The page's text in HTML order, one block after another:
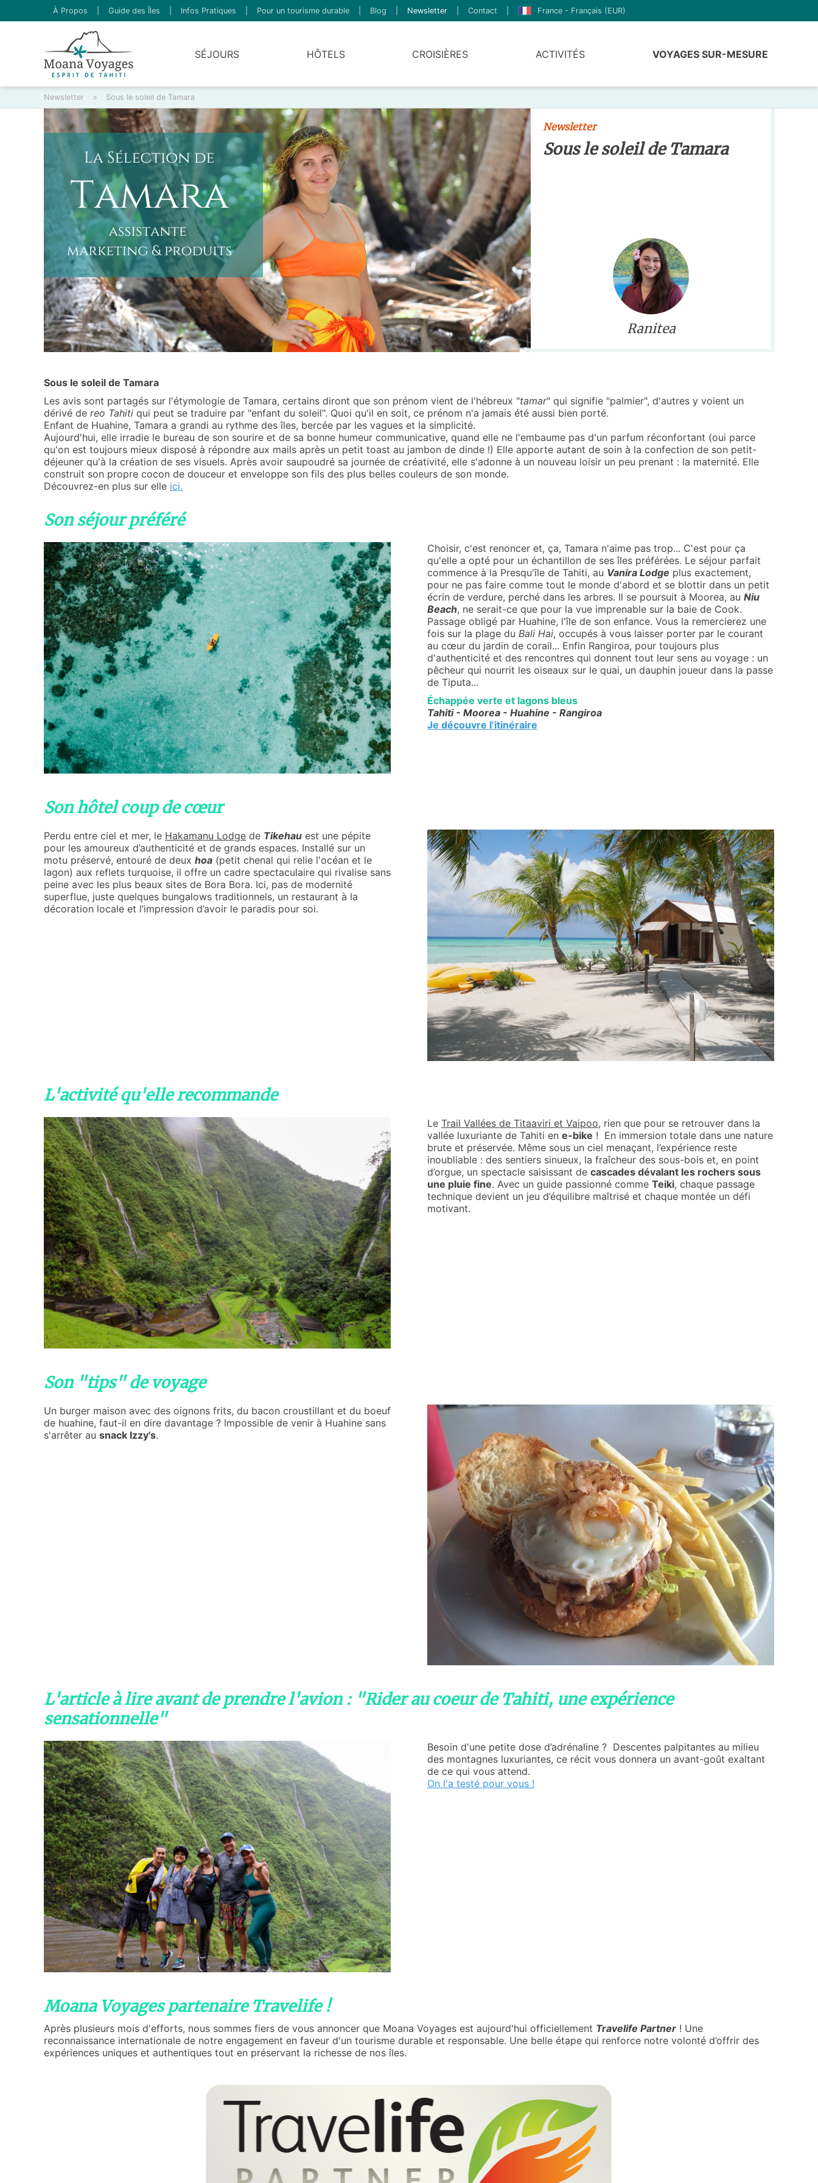
À Propos Guide des Îles Infos Pratiques Pour un tourisme durable Blog Newsletter Contact France - Français (EUR)
SÉJOURS HÔTELS CROISIÈRES ACTIVITÉS VOYAGES SUR-MESURE
Newsletter > Sous le soleil de Tamara
Ranitea
Newsletter
Sous le soleil de Tamara
Sous le soleil de Tamara
Les avis sont partagés sur l'étymologie de Tamara, certains diront que son prénom vient de l'hébreux "tamar" qui signifie "palmier", d'autres y voient un
dérivé de reo Tahiti qui peut se traduire par "enfant du soleil". Quoi qu'il en soit, ce prénom n'a jamais été aussi bien porté.
Enfant de Huahine, Tamara a grandi au rythme des îles, bercée par les vagues et la simplicité.
Aujourd'hui, elle irradie le bureau de son sourire et de sa bonne humeur communicative, quand elle ne l'embaume pas d'un parfum réconfortant (oui parce
qu'on est toujours mieux disposé à répondre aux mails après un petit toast au jambon de dinde !) Elle apporte autant de soin à la confection de son petit-
déjeuner qu'à la création de ses visuels. Après avoir saupoudré sa journée de créativité, elle s'adonne à un nouveau loisir un peu prenant : la maternité. Elle
construit son propre cocon de douceur et enveloppe son fils des plus belles couleurs de son monde.
Découvrez-en plus sur elle ici.
Son séjour préféré
Choisir, c'est renoncer et, ça, Tamara n'aime pas trop... C'est pour ça
qu'elle a opté pour un échantillon de ses îles préférées. Le séjour parfait
commence à la Presqu'île de Tahiti, au Vanira Lodge plus exactement,
pour ne pas faire comme tout le monde d'abord et se blottir dans un petit
écrin de verdure, perché dans les arbres. Il se poursuit à Moorea, au Niu
Beach, ne serait-ce que pour la vue imprenable sur la baie de Cook.
Passage obligé par Huahine, l'île de son enfance. Vous la remercierez une
fois sur la plage du Bali Hai, occupés à vous laisser porter par le courant
au cœur du jardin de corail... Enfin Rangiroa, pour toujours plus
d'authenticité et des rencontres qui donnent tout leur sens au voyage : un
pêcheur qui nourrit les oiseaux sur le quai, un dauphin joueur dans la passe
de Tiputa...
Échappée verte et lagons bleus
Tahiti - Moorea - Huahine - Rangiroa
Je découvre l’itinéraire
Son hôtel coup de cœur
Perdu entre ciel et mer, le Hakamanu Lodge de Tikehau est une pépite
pour les amoureux d’authenticité et de grands espaces. Installé sur un
motu préservé, entouré de deux hoa (petit chenal qui relie l'océan et le
lagon) aux reflets turquoise, il offre un cadre spectaculaire qui rivalise sans
peine avec les plus beaux sites de Bora Bora. Ici, pas de modernité
superflue, juste quelques bungalows traditionnels, un restaurant à la
décoration locale et l’impression d’avoir le paradis pour soi.
L'activité qu'elle recommande
Le Trail Vallées de Titaaviri et Vaipoo, rien que pour se retrouver dans la
vallée luxuriante de Tahiti en e-bike ! En immersion totale dans une nature
brute et préservée. Même sous un ciel menaçant, l’expérience reste
inoubliable : des sentiers sinueux, la fraîcheur des sous-bois et, en point
d’orgue, un spectacle saisissant de cascades dévalant les rochers sous
une pluie fine. Avec un guide passionné comme Teiki, chaque passage
technique devient un jeu d’équilibre maîtrisé et chaque montée un défi
motivant.
Son "tips" de voyage
Un burger maison avec des oignons frits, du bacon croustillant et du boeuf
de huahine, faut-il en dire davantage ? Impossible de venir à Huahine sans
s'arrêter au snack Izzy's.
L'article à lire avant de prendre l'avion : "Rider au coeur de Tahiti, une expérience
sensationnelle"
Besoin d'une petite dose d’adrénaline ? Descentes palpitantes au milieu
des montagnes luxuriantes, ce récit vous donnera un avant-goût exaltant
de ce qui vous attend.
On l'a testé pour vous !
Moana Voyages partenaire Travelife !
Après plusieurs mois d'efforts, nous sommes fiers de vous annoncer que Moana Voyages est aujourd'hui officiellement Travelife Partner ! Une
reconnaissance internationale de notre engagement en faveur d'un tourisme durable et responsable. Une belle étape qui renforce notre volonté d’offrir des
expériences uniques et authentiques tout en préservant la richesse de nos îles.